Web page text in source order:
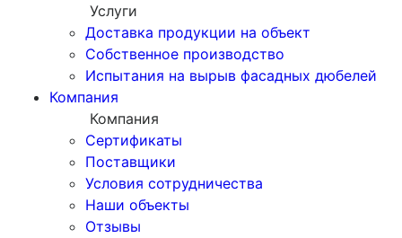
Услуги
Доставка продукции на объект
Собственное производство
Испытания на вырыв фасадных дюбелей
Компания
Компания
Сертификаты
Поставщики
Условия сотрудничества
Наши объекты
Отзывы